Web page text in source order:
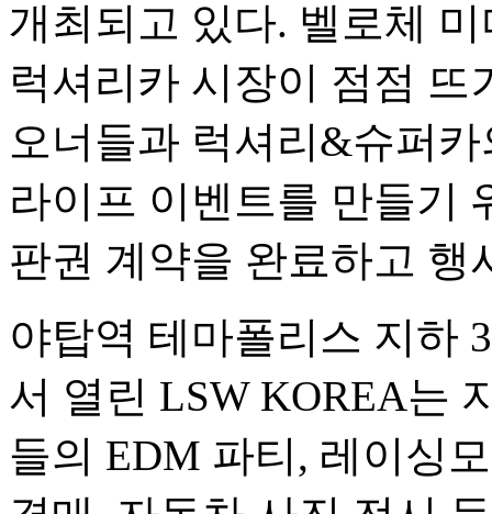
개최되고 있다. 벨로체
럭셔리카 시장이 점점
오너들과 럭셔리&슈퍼
라이프 이벤트를 만들기
판권 계약을 완료하고 행
야탑역 테마폴리스 지하
서 열린 LSW KOREA는
들의 EDM 파티, 레이싱